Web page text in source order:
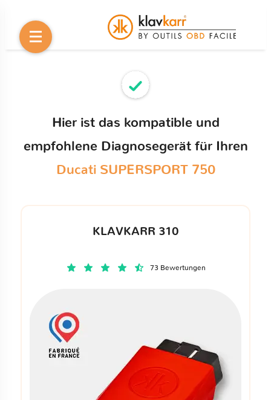
Hier ist das kompatible und
empfohlene Diagnosegerät für Ihren
Ducati SUPERSPORT 750
KLAVKARR 310
73 Bewertungen